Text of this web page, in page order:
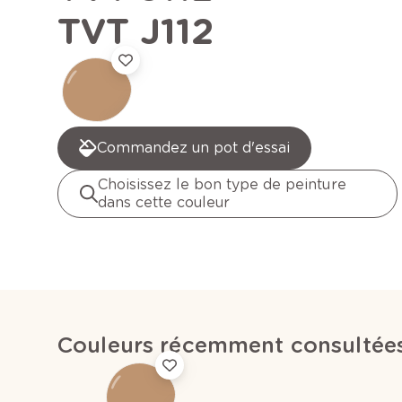
TVT J112
Commandez un pot d'essai
Choisissez le bon type de peinture
dans cette couleur
Couleurs récemment